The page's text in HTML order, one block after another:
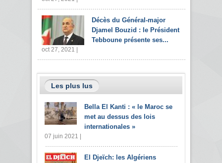
Décès du Général-major
Djamel Bouzid : le Président
Tebboune présente ses...
oct 27, 2021 |
Les plus lus
Bella El Kanti : « le Maroc se
met au dessus des lois
internationales »
07 juin 2021 |
El Djeïch: les Algériens